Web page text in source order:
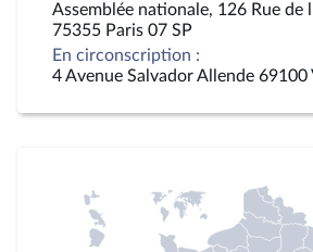
Assemblée nationale, 126 Rue de
75355 Paris 07 SP
En circonscription :
4 Avenue Salvador Allende